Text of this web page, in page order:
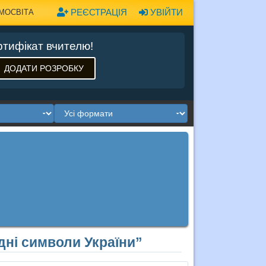
УВІЙТИ
РЕЄСТРАЦІЯ
вчителю!
ДОДАТИ РОЗРОБКУ
символи України”